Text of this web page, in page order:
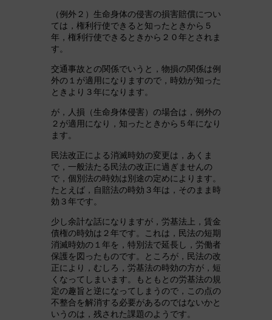
（例外２）生命身体の侵害の損害賠償につい
ては，権利行使できると知ったときから５
年，権利行使できるときから２０年とされま
す。
交通事故との関係でいうと，物損の関係は例
外の１が適用になりますので，時効が知った
ときより３年になります。
が，人損（生命身体侵害）の場合は，例外の
２が適用になり，知ったときから５年になり
ます。
民法改正による消滅時効の変更は，あくま
で，一般法たる民法の改正に過ぎませんの
で，個別法の時効は別途の定めによります。
たとえば，自賠法の時効３年は，そのまま時
効３年です。
少し余計な話になりますが，労基法上，賃金
債権の時効は２年です。これは，民法の短期
消滅時効の１年を，特別法で延長し，労働者
保護を図ったものです。ところが，民法の改
正により，むしろ，労基法の時効の方が，短
くなってしまいます。もともとの労基法の規
定の趣旨と逆になってしまうので，この点の
不整合を解消する必要があるのではないかと
いうのは，残された課題のようです。